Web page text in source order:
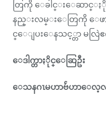
တြကို ေခါင္းေဆာင္ႏို
နည္းလမ္းေတြကို ေဖာ္
င္ေျပးေနသင့္တာ မလြဲဧ
ေဒါက္တာႏိုင္ေဆြဦး
ေသနဂၤမဟာဗ်ဴဟာေလ့လ